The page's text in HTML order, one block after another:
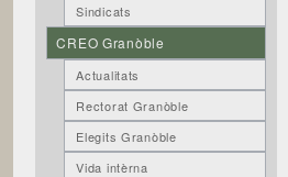
Sindicats
CREO Granòble
Actualitats
Rectorat Granòble
Elegits Granòble
Vida intèrna